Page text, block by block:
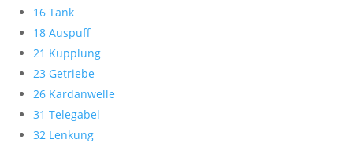
16 Tank
18 Auspuff
21 Kupplung
23 Getriebe
26 Kardanwelle
31 Telegabel
32 Lenkung